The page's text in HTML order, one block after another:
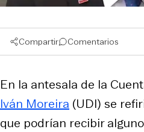
Compartir Comentarios
En la antesala de la
Iván Moreira (UDI) se
que podrían recibir